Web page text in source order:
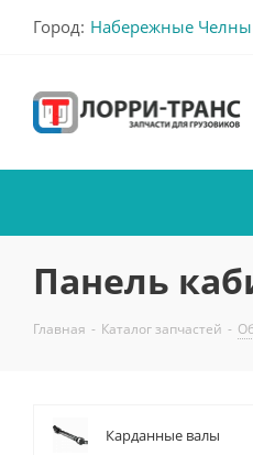
Город: Набережные Челны
Панель
Главная - Каталог запчастей -
Карданные валы